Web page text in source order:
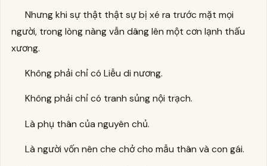
Nhưng khi sự thật thật sự bị xé ra trước mặt mọi
người, trong lòng nàng vẫn dâng lên một cơn lạnh thấu
xương.
Không phải chỉ có Liễu di nương.
Không phải chỉ có tranh sủng nội trạch.
Là phụ thân của nguyên chủ.
Là người vốn nên che chở cho mẫu thân và con gái.